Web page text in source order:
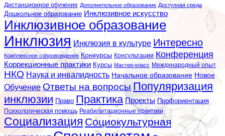
Дистанционное обучение Дополнительное образование Доступная среда
Дошкольное образование Инклюзивное искусство
Инклюзивное образование
Инклюзия Инклюзия в культуре Интересно
Комплексное сопровождение Конкурсы Консультации Конференция
Коррекционные практики Курсы Мастер-класс Международный опыт
НКО Наука и инвалидность Начальное образование Новое
Обучение Ответы на вопросы Популяризация
инклюзии Право Практика Проекты Профориентация
Психологическая помощь Реабилитационные практики
Социализация Социокультурная